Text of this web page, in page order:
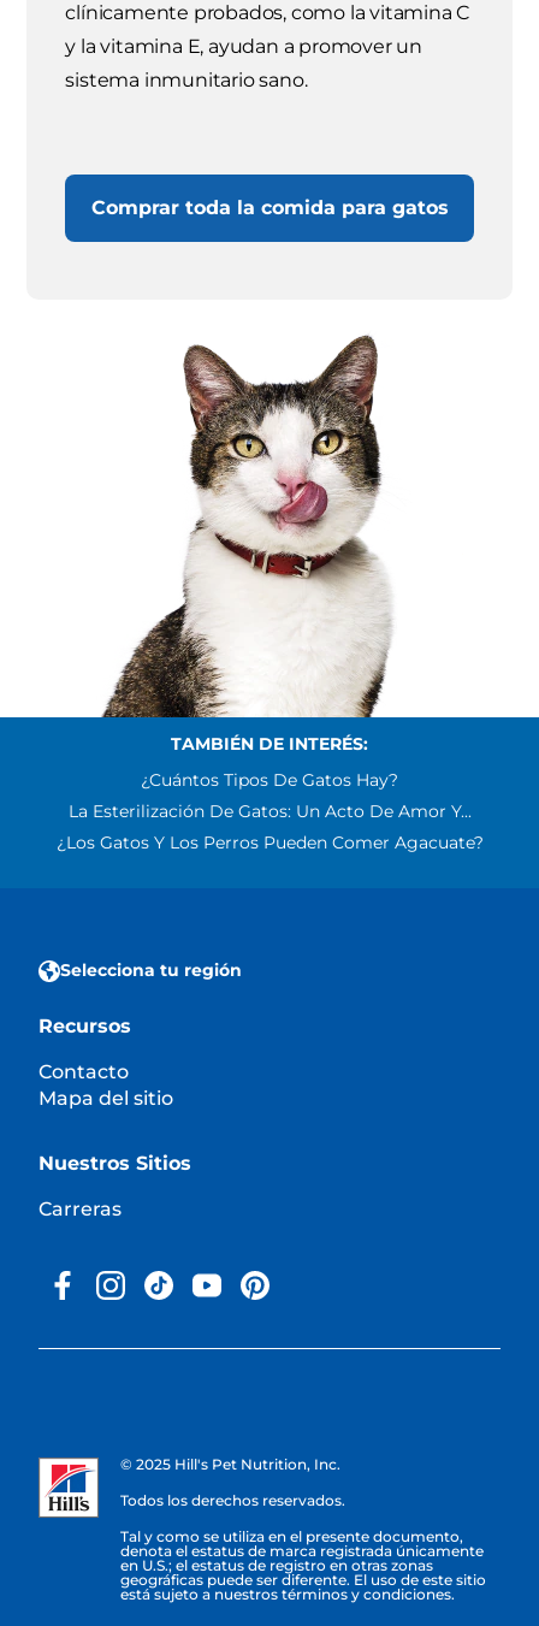
clínicamente probados, como la vitamina C
y la vitamina E, ayudan a promover un
sistema inmunitario sano.
Comprar toda la comida para gatos
TAMBIÉN DE INTERÉS:
¿Cuántos Tipos De Gatos Hay?
La Esterilización De Gatos: Un Acto De Amor Y...
¿Los Gatos Y Los Perros Pueden Comer Agacuate?
Selecciona tu región
Recursos
Contacto
Mapa del sitio
Nuestros Sitios
Carreras
© 2025 Hill's Pet Nutrition, Inc.
Todos los derechos reservados.
Tal y como se utiliza en el presente documento,
denota el estatus de marca registrada únicamente
en U.S.; el estatus de registro en otras zonas
geográficas puede ser diferente. El uso de este sitio
está sujeto a nuestros términos y condiciones.